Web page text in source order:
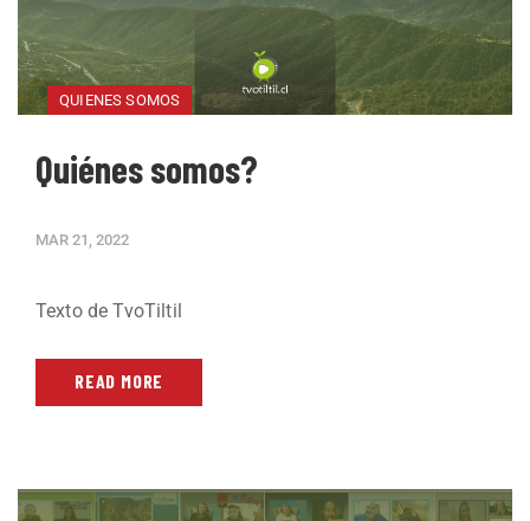
QUIENES SOMOS
Quiénes somos?
MAR 21, 2022
Texto de TvoTiltil
READ MORE